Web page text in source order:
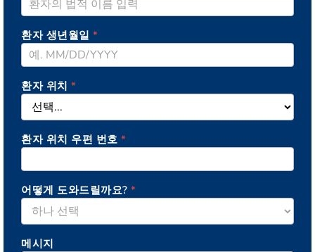
환자 생년월일 *
환자 위치 *
환자 위치 우편 번호 *
어떻게 도와드릴까요? *
메시지